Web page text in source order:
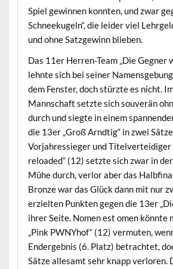
Spiel gewinnen konnten, und zwar
Schneekugeln“, die leider viel
und ohne Satzgewinn blieben.
Das 11er Herren-Team „Die Gegner
lehnte sich bei seiner
dem Fenster, doch stürzte es nicht.
Mannschaft setzte sich souverän
durch und siegte in einem
die 13er „Groß Arndtig“ in zwei
Vorjahressieger und Titelverteidiger
reloaded“ (12) setzte sich zwar in
Mühe durch, verlor aber das
Bronze war das Glück dann mit nur
erzielten Punkten gegen die 13er
ihrer Seite. Nomen est omen könnte
„Pink PWNYhof“ (12) vermuten,
Endergebnis (6. Platz) betrachtet,
Sätze allesamt sehr knapp verloren.